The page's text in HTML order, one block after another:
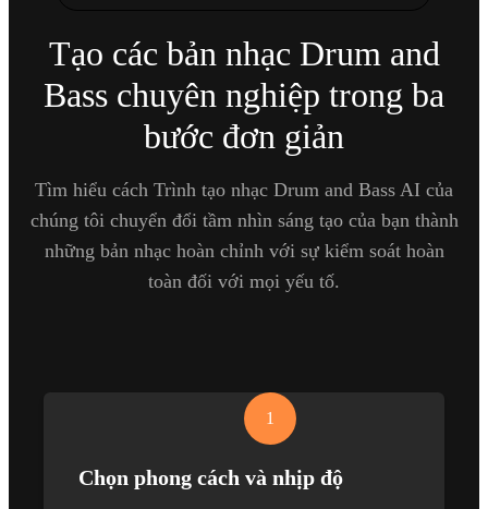
Tạo các bản nhạc Drum and
Bass chuyên nghiệp trong ba
bước đơn giản
Tìm hiểu cách Trình tạo nhạc Drum and Bass AI của
chúng tôi chuyển đổi tầm nhìn sáng tạo của bạn thành
những bản nhạc hoàn chỉnh với sự kiểm soát hoàn
toàn đối với mọi yếu tố.
1
Chọn phong cách và nhịp độ